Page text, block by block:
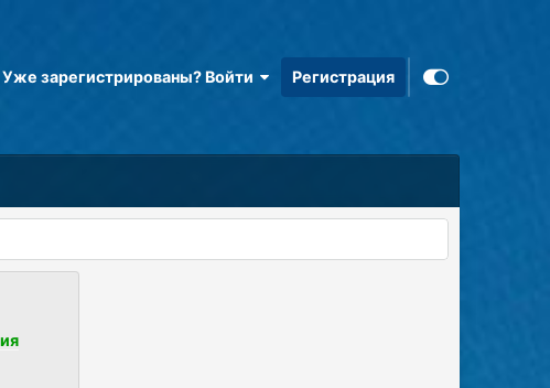
Уже зарегистрированы? Войти Регистрация